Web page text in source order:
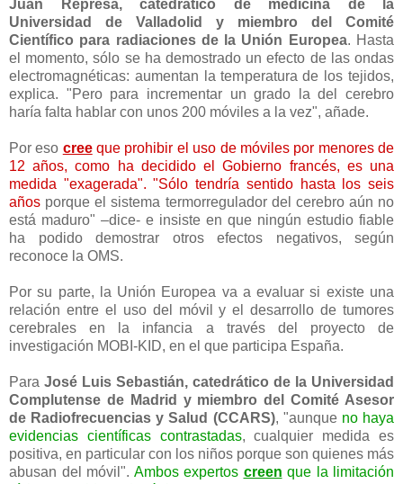
Juan Represa, catedrático de medicina de la
Universidad de Valladolid y miembro del Comité
Científico para radiaciones de la Unión Europea. Hasta
el momento, sólo se ha demostrado un efecto de las ondas
electromagnéticas: aumentan la temperatura de los tejidos,
explica. "Pero para incrementar un grado la del cerebro
haría falta hablar con unos 200 móviles a la vez", añade.
Por eso creeque prohibir el uso de móviles por menores de
12 años, como ha decidido el Gobierno francés, es una
medida "exagerada". "Sólo tendría sentido hasta los seis
años porque el sistema termorregulador del cerebro aún no
está maduro" –dice- e insiste en que ningún estudio fiable
ha podido demostrar otros efectos negativos, según
reconoce la OMS.
Por su parte, la Unión Europea va a evaluar si existe una
relación entre el uso del móvil y el desarrollo de tumores
cerebrales en la infancia a través del proyecto de
investigación MOBI-KID, en el que participa España.
Para José Luis Sebastián, catedrático de la Universidad
Complutense de Madrid y miembro del Comité Asesor
de Radiofrecuencias y Salud (CCARS), "aunque no haya
evidencias científicas contrastadas, cualquier medida es
positiva, en particular con los niños porque son quienes más
abusan del móvil". Ambos expertos creen que la limitación